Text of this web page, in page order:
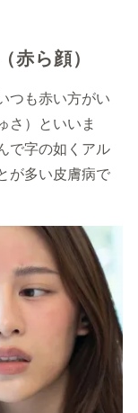
赤ら顔）
つも赤い方がい
さ）といいま
で字の如くアル
が多い皮膚病で